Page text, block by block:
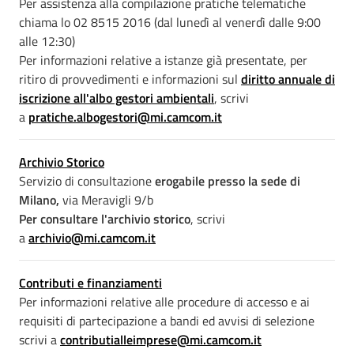
chiama lo 02 8515 2016 (dal lunedì al venerdì dalle 9:00
alle 12:30)
Per informazioni relative a istanze già presentate, per
ritiro di provvedimenti e informazioni sul diritto annuale di
iscrizione all'albo gestori ambientali, scrivi
a pratiche.albogestori@mi.camcom.it
Archivio Storico
Servizio di consultazioneerogabile presso la sede di
Milano, via Meravigli 9/b
Per consultare l'archivio storico, scrivi
aarchivio@mi.camcom.it
Contributi e finanziamenti
Per informazioni relative alle procedure di accesso e ai
requisiti di partecipazione a bandi ed avvisi di selezione
scrivi acontributialleimprese@mi.camcom.it